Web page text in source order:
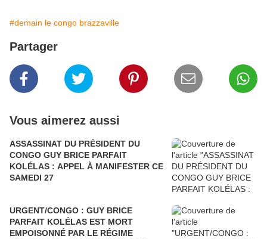
#demain le congo brazzaville
Partager
Vous aimerez aussi
ASSASSINAT DU PRÉSIDENT DU
CONGO GUY BRICE PARFAIT
KOLÉLAS : APPEL À MANIFESTER CE
SAMEDI 27
URGENT/CONGO : GUY BRICE
PARFAIT KOLÉLAS EST MORT
EMPOISONNÉ PAR LE RÉGIME